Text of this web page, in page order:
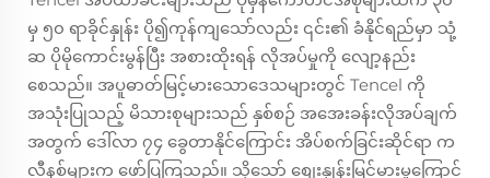
မှ ၅၀ ရာခိုင်နှုန်း ပို၍ကုန်ကျသော်လည်း ၎င်း၏ ခံနိုင်ရည်မှာ သုံ့
ဆ ပိုမိုကောင်းမွန်ပြီး အစားထိုးရန် လိုအပ်မှုကို လျော့နည်း
စေသည်။ အပူဓာတ်မြင့်မားသောဒေသများတွင် Tencel ကို
အသုံးပြုသည့် မိသားစုများသည် နှစ်စဉ် အအေးခန်းလိုအပ်ချက်
အတွက် ဒေါ်လာ ၇၄ ခွေတာနိုင်ကြောင်း အိပ်စက်ခြင်းဆိုင်ရာ က
လီနစ်များက ဖော်ပြကြသည်။ သို့သော် စျေးနှုန်းမြင့်မားမှုကြောင့်